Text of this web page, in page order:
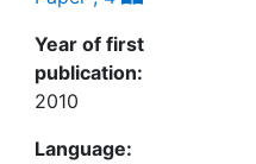
Year of first
publication:
2010
Language: